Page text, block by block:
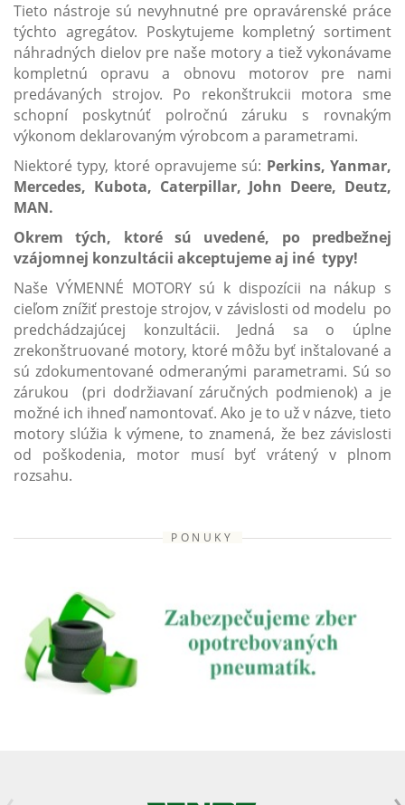
Tieto nástroje sú nevyhnutné pre opravárenské práce
týchto agregátov. Poskytujeme kompletný sortiment
náhradných dielov pre naše motory a tiež vykonávame
kompletnú opravu a obnovu motorov pre nami
predávaných strojov. Po rekonštrukcii motora sme
schopní poskytnúť polročnú záruku s rovnakým
výkonom deklarovaným výrobcom a parametrami.
Niektoré typy, ktoré opravujeme sú: Perkins, Yanmar,
Mercedes, Kubota, Caterpillar, John Deere, Deutz,
MAN.
Okrem tých, ktoré sú uvedené, po predbežnej
vzájomnej konzultácii akceptujeme aj iné typy!
Naše VÝMENNÉ MOTORY sú k dispozícii na nákup s
cieľom znížiť prestoje strojov, v závislosti od modelu po
predchádzajúcej konzultácii. Jedná sa o úplne
zrekonštruované motory, ktoré môžu byť inštalované a
sú zdokumentované odmeranými parametrami. Sú so
zárukou (pri dodržiavaní záručných podmienok) a je
možné ich ihneď namontovať. Ako je to už v názve, tieto
motory slúžia k výmene, to znamená, že bez závislosti
od poškodenia, motor musí byť vrátený v plnom
rozsahu.
PONUKY